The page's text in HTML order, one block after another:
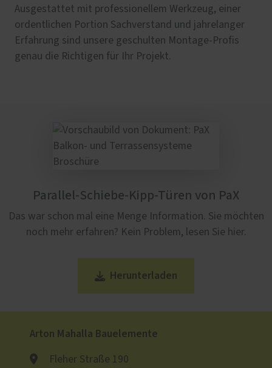
Ausgestattet mit professionellem Werkzeug, einer
ordentlichen Portion Sachverstand und jahrelanger
Erfahrung sind unsere geschulten Montage-Profis
genau die Richtigen für Ihr Projekt.
Parallel-Schiebe-Kipp-Türen von PaX
Das war schon mal eine Menge Information. Sie möchten
noch mehr erfahren? Kein Problem, lesen Sie hier.
Herunterladen
Arton Mahalla Bauelemente
Fleher Straße 190